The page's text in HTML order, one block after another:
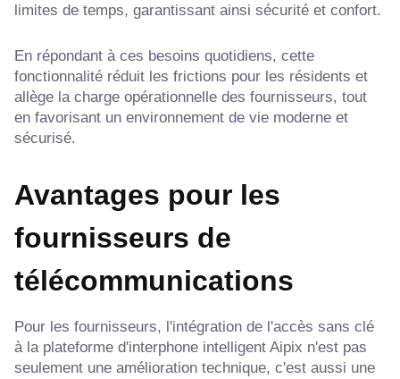
limites de temps, garantissant ainsi sécurité et confort.
En répondant à ces besoins quotidiens, cette
fonctionnalité réduit les frictions pour les résidents et
allège la charge opérationnelle des fournisseurs, tout
en favorisant un environnement de vie moderne et
sécurisé.
Avantages pour les
fournisseurs de
télécommunications
Pour les fournisseurs, l'intégration de l'accès sans clé
à la plateforme d'interphone intelligent Aipix n'est pas
seulement une amélioration technique, c'est aussi une